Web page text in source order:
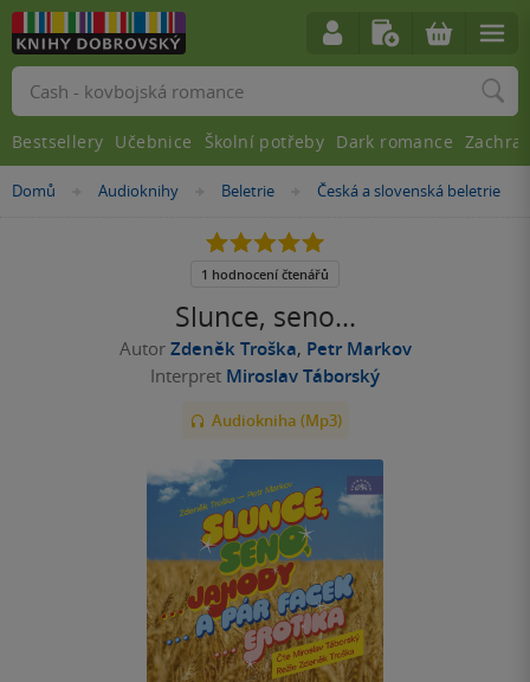
Nacházíte
Domů »Audioknihy »
Beletrie »
Česká a slovenská beletrie
Slunce, seno...
Autor Zdeněk Troška, Petr Markov
Interpret Miroslav Táborský
Audiokniha (Mp3)
5.0
5
1 hodnocení čtenářů
Vyhledávání
Bestsellery Učebnice Školní potřeby Dark romance